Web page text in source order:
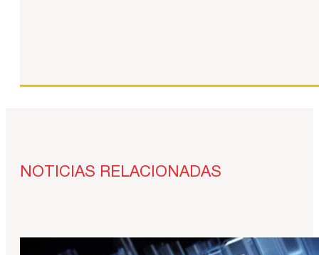
NOTICIAS RELACIONADAS